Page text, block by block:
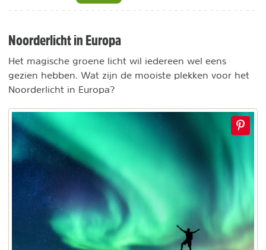
Noorderlicht in Europa
Het magische groene licht wil iedereen wel eens
gezien hebben. Wat zijn de mooiste plekken voor het
Noorderlicht in Europa?